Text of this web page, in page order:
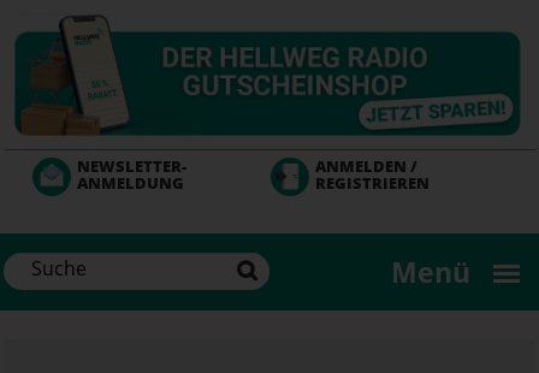
zum
Inhalt
NEWSLETTER-
ANMELDUNG
ANMELDEN /
REGISTRIEREN
Menü